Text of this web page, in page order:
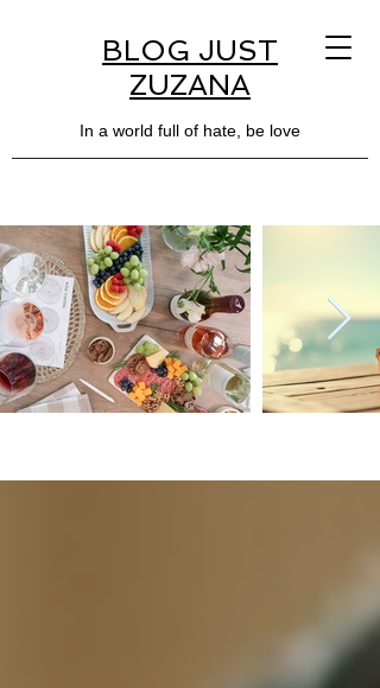
BLOG JUST
ZUZANA
In a world full of hate, be love